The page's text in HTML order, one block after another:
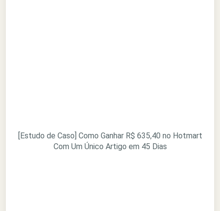
[Estudo de Caso] Como Ganhar R$ 635,40 no Hotmart
Com Um Único Artigo em 45 Dias